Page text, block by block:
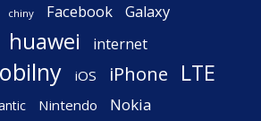
chiny Facebook Galaxy
huawei internet
iOS iPhone LTE
Nintendo Nokia